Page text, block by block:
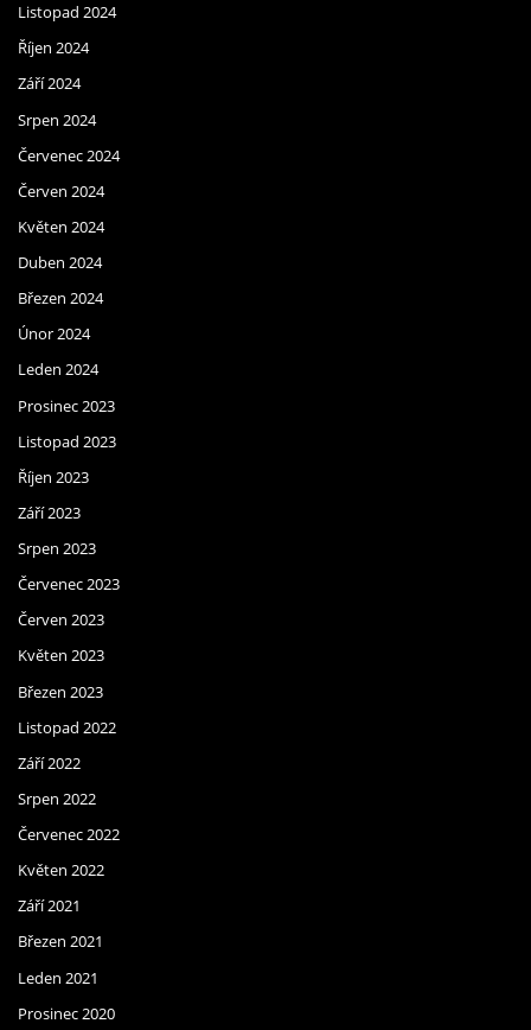
Listopad 2024
Říjen 2024
Září 2024
Srpen 2024
Červenec 2024
Červen 2024
Květen 2024
Duben 2024
Březen 2024
Únor 2024
Leden 2024
Prosinec 2023
Listopad 2023
Říjen 2023
Září 2023
Srpen 2023
Červenec 2023
Červen 2023
Květen 2023
Březen 2023
Listopad 2022
Září 2022
Srpen 2022
Červenec 2022
Květen 2022
Září 2021
Březen 2021
Leden 2021
Prosinec 2020